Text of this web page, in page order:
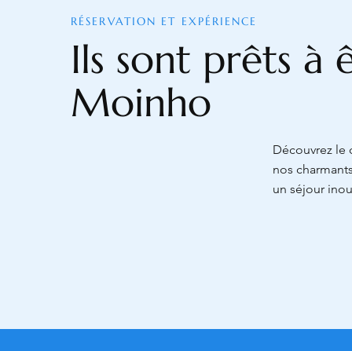
RÉSERVATION ET EXPÉRIENCE
Ils sont prêts à
Moinho
Découvrez le
nos
un séjour